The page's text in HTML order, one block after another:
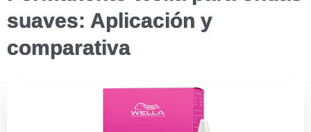
suaves: Aplicación y
comparativa